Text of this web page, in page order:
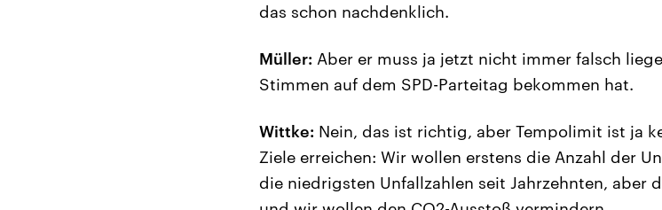
das schon nachdenklich.
Müller: Aber er muss ja jetzt nicht immer falsch
Stimmen auf dem SPD-Parteitag bekommen hat.
Wittke: Nein, das ist richtig, aber Tempolimit ist ja
Ziele erreichen: Wir wollen erstens die Anzahl der
die niedrigsten Unfallzahlen seit Jahrzehnten, aber